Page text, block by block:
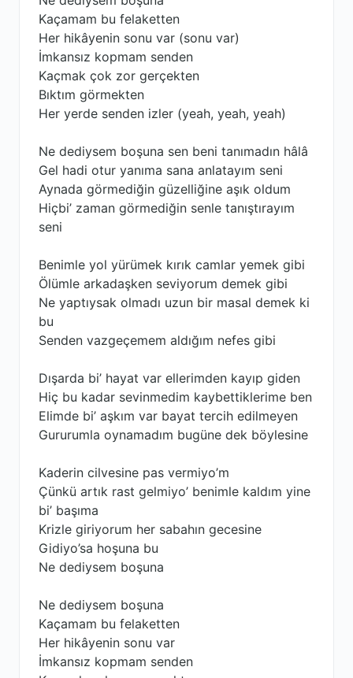
Kaçamam bu felaketten
Her hikâyenin sonu var (sonu var)
İmkansız kopmam senden
Kaçmak çok zor gerçekten
Bıktım görmekten
Her yerde senden izler (yeah, yeah, yeah)
Ne dediysem boşuna sen beni tanımadın hâlâ
Gel hadi otur yanıma sana anlatayım seni
Aynada görmediğin güzelliğine aşık oldum
Hiçbi’ zaman görmediğin senle tanıştırayım
seni
Benimle yol yürümek kırık camlar yemek gibi
Ölümle arkadaşken seviyorum demek gibi
Ne yaptıysak olmadı uzun bir masal demek ki
bu
Senden vazgeçemem aldığım nefes gibi
Dışarda bi’ hayat var ellerimden kayıp giden
Hiç bu kadar sevinmedim kaybettiklerime ben
Elimde bi’ aşkım var bayat tercih edilmeyen
Gururumla oynamadım bugüne dek böylesine
Kaderin cilvesine pas vermiyo’m
Çünkü artık rast gelmiyo’ benimle kaldım yine
bi’ başıma
Krizle giriyorum her sabahın gecesine
Gidiyo’sa hoşuna bu
Ne dediysem boşuna
Ne dediysem boşuna
Kaçamam bu felaketten
Her hikâyenin sonu var
İmkansız kopmam senden